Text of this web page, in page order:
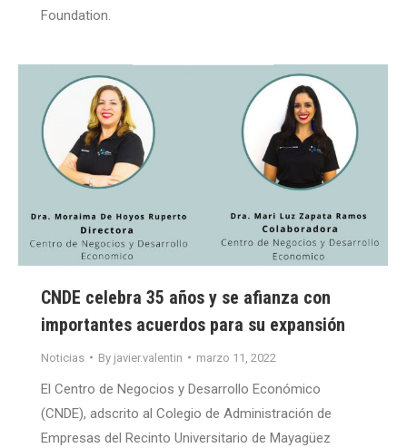
Foundation.
CNDE celebra 35 años y se afianza con
importantes acuerdos para su expansión
Noticias By javier.valentin marzo 11, 2022
El Centro de Negocios y Desarrollo Económico
(CNDE), adscrito al Colegio de Administración de
Empresas del Recinto Universitario de Mayagüez